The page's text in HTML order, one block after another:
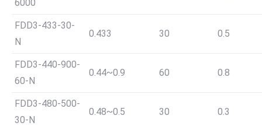
6000
FDD3-433-30-
N
0.433 30 0.5
FDD3-440-900-
60-N
0.44~0.9 60 0.8
FDD3-480-500-
30-N
0.48~0.5 30 0.3